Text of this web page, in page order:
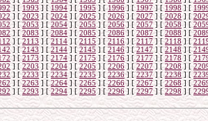
] [1993] [1994 ] [ 1995] [1996] [1997] [1998 ] [
] [2023] [2024 ] [2025 ] [2026] [ 2027] [2028] [
] [2053 ] [2054] [2055] [2056] [ 2057] [2058] [
] [2083] [2084 ] [2085] [2086] [2087] [2088 ] [
] [2113 ] [2114] [ 2115] [2116] [2117] [2118 ] [
] [2143 ] [2144] [2145 ] [2146] [2147] [ 2148] [
] [2173] [2174] [ 2175] [2176] [2177] [2178 ] [
] [2203 ] [2204] [ 2205 ] [ 2206] [2207] [2208 ] [
] [2233] [ 2234 ] [ 2235 ] [ 2236] [2237 ] [2238 ] [
] [2263 ] [2264 ] [2265] [2266] [2267] [2268] [
] [2293 ] [2294] [ 2295] [2296] [ 2297] [2298 ] [